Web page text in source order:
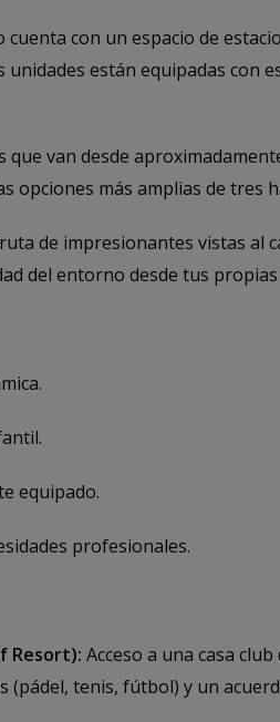
cuenta con un espacio de
están equipadas con
que van desde
opciones más amplias de tres
de impresionantes vistas al
del entorno desde tus
equipado.
profesionales.
Resort): Acceso a una casa
(pádel, tenis, fútbol) y un